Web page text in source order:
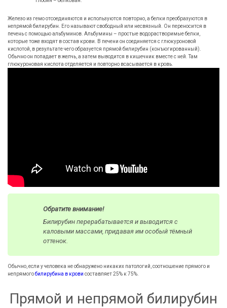
Железо из гемо отсоединяются и используются повторно, а белки преобразуются в
непрямой билирубин. Его называют свободный или несвязный. Он переносится в
печень с помощью альбуминов. Альбумины – простые водорастворимые белки,
которые тоже входят в состав крови. В печени он соединяется с глюкуроновой
кислотой, в результате чего образуется прямой билирубин (конъюгированный).
Обычно он попадает в желчь, а затем выводится в кишечник вместе с ней. Там
глюкуроновая кислота отделяется и повторно всасывается в кровь.
Обратите внимание!
Билирубин перерабатывается и выводится с
каловыми массами, придавая им особый тёмный
оттенок.
Обычно, если у человека не обнаружено никаких патологий, соотношение прямого и
непрямогобилирубина в крови составляет 25% к 75%.
Прямой и непрямой билирубин